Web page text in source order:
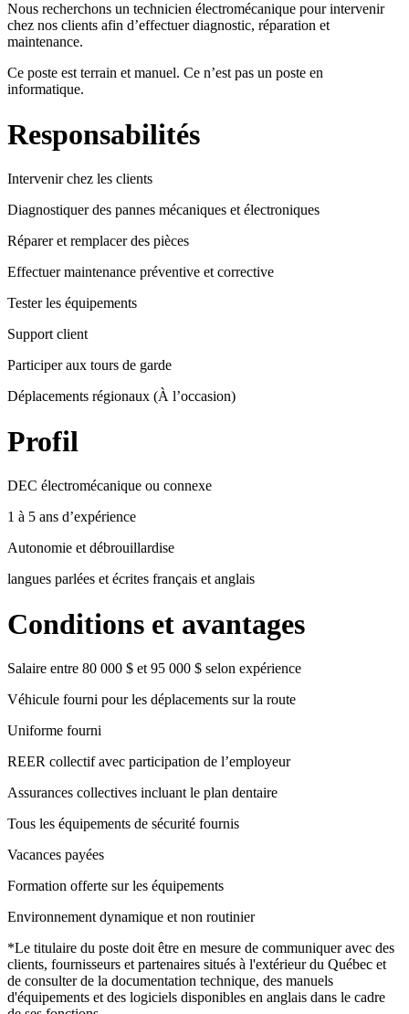
Nous recherchons un technicien électromécanique pour intervenir
chez nos clients afin d’effectuer diagnostic, réparation et
maintenance.
Ce poste est terrain et manuel. Ce n’est pas un poste en
informatique.
Responsabilités
Intervenir chez les clients
Diagnostiquer des pannes mécaniques et électroniques
Réparer et remplacer des pièces
Effectuer maintenance préventive et corrective
Tester les équipements
Support client
Participer aux tours de garde
Déplacements régionaux (À l’occasion)
Profil
DEC électromécanique ou connexe
1 à 5 ans d’expérience
Autonomie et débrouillardise
langues parlées et écrites français et anglais
Conditions et avantages
Salaire entre 80 000 $ et 95 000 $ selon expérience
Véhicule fourni pour les déplacements sur la route
Uniforme fourni
REER collectif avec participation de l’employeur
Assurances collectives incluant le plan dentaire
Tous les équipements de sécurité fournis
Vacances payées
Formation offerte sur les équipements
Environnement dynamique et non routinier
*Le titulaire du poste doit être en mesure de communiquer avec des
clients, fournisseurs et partenaires situés à l'extérieur du Québec et
de consulter de la documentation technique, des manuels
d'équipements et des logiciels disponibles en anglais dans le cadre